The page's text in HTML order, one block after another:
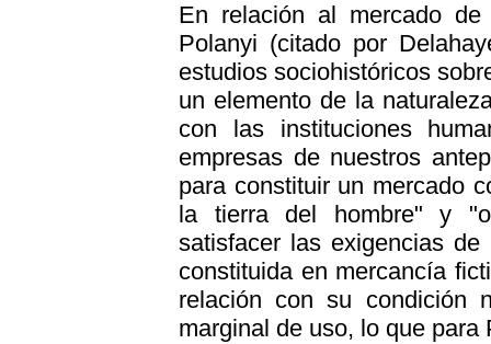
En relación al mercado
Polanyi (citado por
estudios sociohistóricos
un elemento de la
con las instituciones
empresas de nuestros
para constituir un mercado
la tierra del hombre" y
satisfacer las exigencias
constituida en mercancía
relación con su condición
marginal de uso, lo que